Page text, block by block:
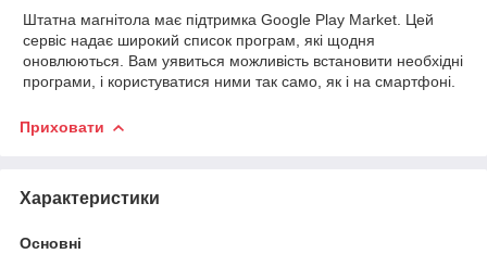
Штатна магнітола має підтримка Google Play Market. Цей
сервіс надає широкий список програм, які щодня
оновлюються. Вам уявиться можливість встановити необхідні
програми, і користуватися ними так само, як і на смартфоні.
Приховати
Характеристики
Основні